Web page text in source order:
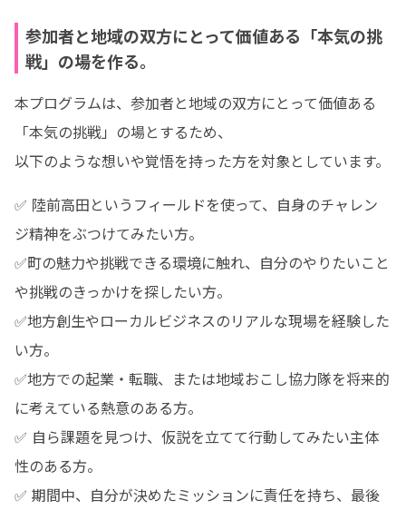
参加者と地域の双方にとって価値ある「本気の挑
戦」の場を作る。
本プログラムは、参加者と地域の双方にとって価値ある
「本気の挑戦」の場とするため、
以下のような想いや覚悟を持った方を対象としています。
✅ 陸前高田というフィールドを使って、自身のチャレン
ジ精神をぶつけてみたい方。
✅町の魅力や挑戦できる環境に触れ、自分のやりたいこと
や挑戦のきっかけを探したい方。
✅地方創生やローカルビジネスのリアルな現場を経験した
い方。
✅地方での起業・転職、または地域おこし協力隊を将来的
に考えている熱意のある方。
✅ 自ら課題を見つけ、仮説を立てて行動してみたい主体
性のある方。
✅ 期間中、自分が決めたミッションに責任を持ち、最後